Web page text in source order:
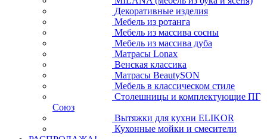
Декоративные изделия
Мебель из ротанга
Мебель из массива сосны
Мебель из массива дуба
Матрасы Lonax
Венская классика
Матрасы BeautySON
Мебель в классическом стиле
Столешницы и комплектующие ПГ
Союз
Вытяжки для кухни ELIKOR
Кухонные мойки и смесители